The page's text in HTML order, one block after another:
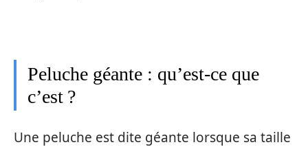
Peluche géante : qu’est-ce que
c’est ?
Une peluche est dite géante lorsque sa taille